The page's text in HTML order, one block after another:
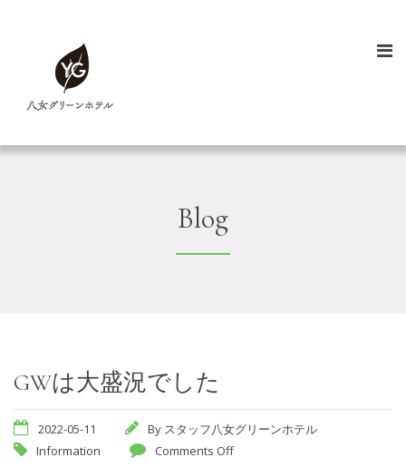
Blog
GWは大盛況でした
2022-05-11 By スタッフ八女グリーンホテル
Information
Comments Off